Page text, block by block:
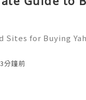
Sites for Buying
分鐘前